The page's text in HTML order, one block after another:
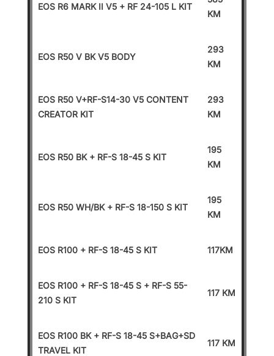
EOS R6 MARK II V5 + RF 24-105 L KIT
KM
EOS R50 V BK V5 BODY
293
KM
EOS R50 V+RF-S14-30 V5 CONTENT
CREATOR KIT
293
KM
EOS R50 BK + RF-S 18-45 S KIT
195
KM
EOS R50 WH/BK + RF-S 18-150 S KIT
195
KM
EOS R100 + RF-S 18-45 S KIT 117KM
EOS R100 + RF-S 18-45 S + RF-S 55-
210 S KIT
117 KM
EOS R100 BK + RF-S 18-45 S+BAG+SD
TRAVEL KIT
117 KM